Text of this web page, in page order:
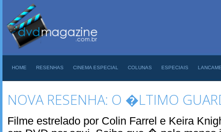
HOME RESENHAS CINEMA ESPECIAL COLUNAS ESPECIAIS
NOVA RESENHA: O �LTIMO
Filme estrelado por Colin Farrel e Keira